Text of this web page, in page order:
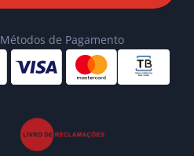
Métodos de Pagamento